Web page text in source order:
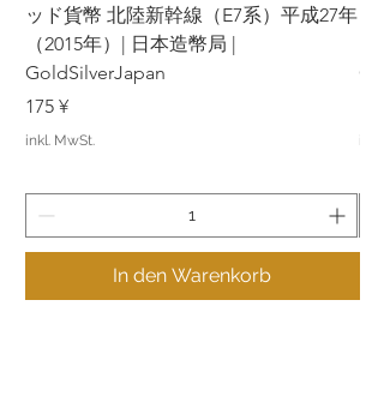
ッド貨幣 北陸新幹線（E7系）平成27年
（2015年）| 日本造幣局 |
GoldSilverJapan
Preis
175 ¥
inkl. MwSt.
In den Warenkorb